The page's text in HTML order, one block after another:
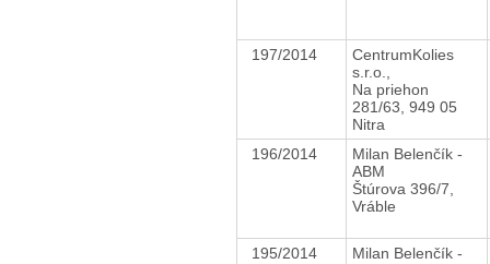
197/2014
CentrumKolies
s.r.o.,
Na priehon
281/63, 949 05
Nitra
196/2014
Milan Belenčík -
ABM
Štúrova 396/7,
Vráble
195/2014
Milan Belenčík -